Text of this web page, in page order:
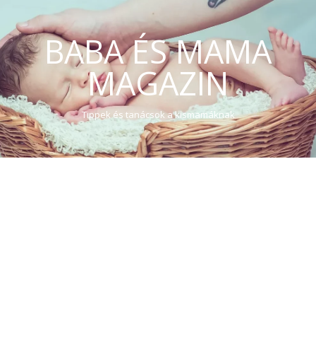
BABA ÉS MAMA
MAGAZIN
Tippek és tanácsok a kismamáknak